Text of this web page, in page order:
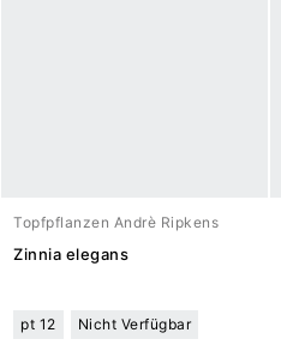
Topfpflanzen Andrè Ripkens
Zinnia elegans
pt 12 Nicht Verfügbar